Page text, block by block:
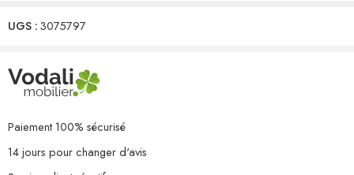
Il n'y a pas encore de critiques.
UGS :3075797
Paiement 100% sécurisé
14 jours pour changer d'avis